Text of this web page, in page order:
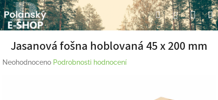
Přejít
na
obsah
HledatPřihlášení
Jasanová fošna hoblovaná 45 x 200 mm
Průměrné
Neohodnoceno Podrobnosti hodnocení